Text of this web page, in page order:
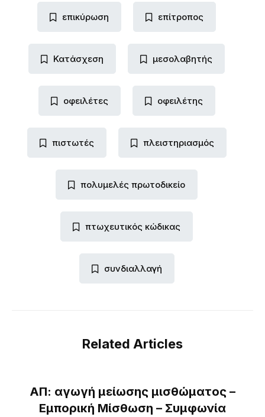
επικύρωση επίτροπος
Κατάσχεση μεσολαβητής
οφειλέτες οφειλέτης
πιστωτές πλειστηριασμός
πολυμελές πρωτοδικείο
πτωχευτικός κώδικας
συνδιαλλαγή
Related Articles
ΑΠ: αγωγή μείωσης μισθώματος –
Εμπορική Μίσθωση – Συμφωνία